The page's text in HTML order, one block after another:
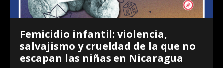
Femicidio infantil: violencia,
salvajismo y crueldad de la que no
escapan las niñas en Nicaragua